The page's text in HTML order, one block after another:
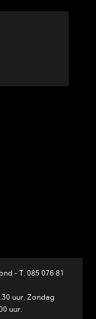
- T. 085 076 81
uur. Zondag
uur.